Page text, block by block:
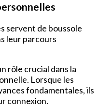
servent de boussole
leur parcours
rôle crucial dans la
Lorsque les
fondamentales, ils
connexion.